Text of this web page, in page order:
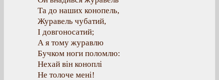
Та до наших конопель,
Журавель чубатий,
І довгоносатий;
А я тому журавлю
Бучком ноги поломлю:
Нехай він коноплі
Не толоче мені!